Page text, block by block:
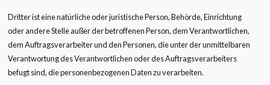
Dritter ist eine natürliche oder juristische Person, Behörde, Einrichtung
oder andere Stelle außer der betroffenen Person, dem Verantwortlichen,
dem Auftragsverarbeiter und den Personen, die unter der unmittelbaren
Verantwortung des Verantwortlichen oder des Auftragsverarbeiters
befugt sind, die personenbezogenen Daten zu verarbeiten.